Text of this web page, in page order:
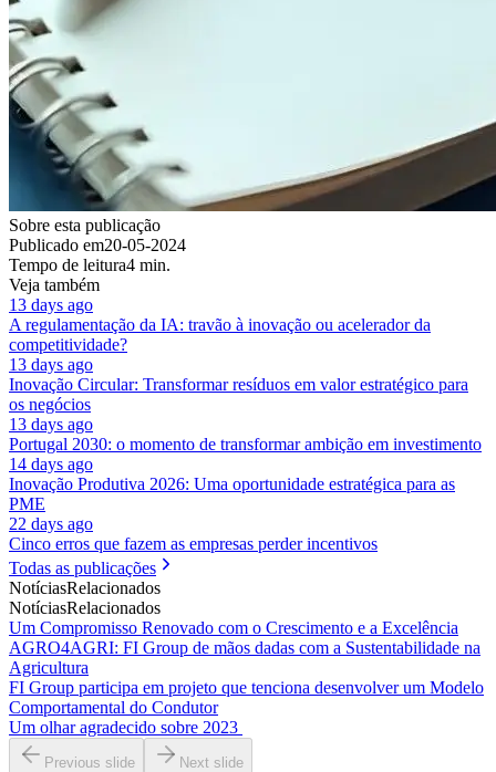
Sobre esta publicação
Publicado em20-05-2024
Tempo de leitura4 min.
Veja também
13 days ago
A regulamentação da IA: travão à inovação ou acelerador da
competitividade?
13 days ago
Inovação Circular: Transformar resíduos em valor estratégico para
os negócios
13 days ago
Portugal 2030: o momento de transformar ambição em investimento
14 days ago
Inovação Produtiva 2026: Uma oportunidade estratégica para as
PME
22 days ago
Cinco erros que fazem as empresas perder incentivos
Todas as publicações
NotíciasRelacionados
NotíciasRelacionados
Um Compromisso Renovado com o Crescimento e a Excelência
AGRO4AGRI: FI Group de mãos dadas com a Sustentabilidade na
Agricultura
FI Group participa em projeto que tenciona desenvolver um Modelo
Comportamental do Condutor
Um olhar agradecido sobre 2023
Previous slide Next slide